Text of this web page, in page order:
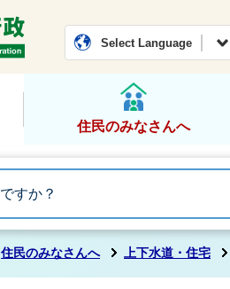
常総市公
Select Language
住民のみなさんへ
住民のみなさんへ 上下水道・住宅